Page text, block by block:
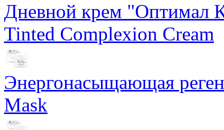
Дневной крем "Оптимал
Tinted Complexion Cream
Энергонасыщающая
Mask